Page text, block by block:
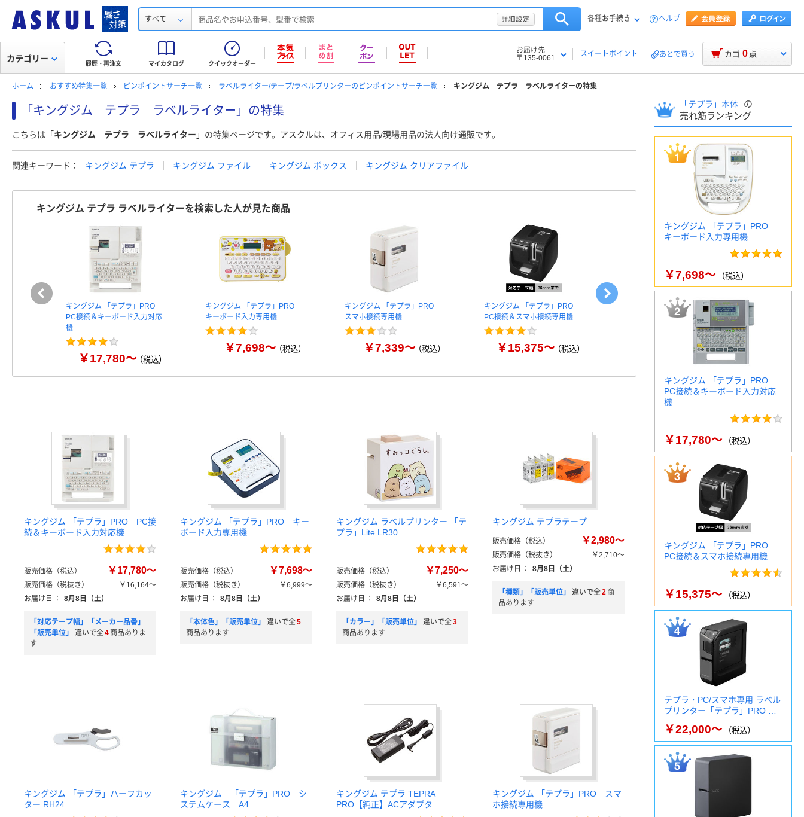
すべて 詳細設定 各種お手続き ヘルプ
履歴・再注文 マイカタログ クイックオーダー
お届け先
〒135-0061
スイートポイント あとで買う
カテゴリー カゴ 0 点
ホーム おすすめ特集一覧 ピンポイントサーチ一覧 ラベルライター/テープ/ラベルプリンターのピンポイントサーチ一覧 キングジム テプラ ラベルライターの特集
「キングジム テプラ ラベルライター」の特集
こちらは「 キングジム テプラ ラベルライター 」の特集ページです。アスクルは、オフィス用品/現場用品の法人向け通販です。
関連キーワード： キングジム テプラ キングジム ファイル キングジム ボックス キングジム クリアファイル
キングジム テプラ ラベルライターを検索した人が見た商品
キングジム 「テプラ」PRO
PC接続＆キーボード入力対応
機
￥17,780～（税込）
キングジム 「テプラ」PRO
キーボード入力専用機
￥7,698～（税込）
キングジム 「テプラ」PRO
スマホ接続専用機
￥7,339～（税込）
キングジム 「テプラ」PRO
PC接続＆スマホ接続専用機
￥15,375～（税込）
キングジム テプラ TEPRA
PRO【純正】テープ マグネ…
￥1,150～（税込）
キングジム 「テプラ」PRO PC接
続＆キーボード入力対応機
販売価格（税込） ￥17,780～
販売価格（税抜き）
￥16,164～
お届け日
： 8月8日（土）
「対応テープ幅」「メーカー品番」
「販売単位」
違いで全4 商品ありま
す
キングジム 「テプラ」PRO キー
ボード入力専用機
販売価格（税込） ￥7,698～
販売価格（税抜き）
￥6,999～
お届け日
： 8月8日（土）
「本体色」「販売単位」 違いで全5
商品あります
キングジム ラベルプリンター 「テ
プラ」Lite LR30
販売価格（税込） ￥7,250～
販売価格（税抜き）
￥6,591～
お届け日
： 8月8日（土）
「カラー」「販売単位」 違いで全3
商品あります
キングジム テプラテープ
販売価格（税込） ￥2,980～
販売価格（税抜き）
￥2,710～
お届け日
： 8月8日（土）
「種類」「販売単位」 違いで全2 商
品あります
キングジム 「テプラ」ハーフカッ
ター RH24
キングジム 「テプラ」PRO シ
ステムケース A4
キングジム テプラ TEPRA
PRO【純正】ACアダプタ
キングジム 「テプラ」PRO スマ
ホ接続専用機
「テプラ」本体
の
売れ筋ランキング
キングジム 「テプラ」PRO
キーボード入力専用機
￥7,698～ （税込）
キングジム 「テプラ」PRO
PC接続＆キーボード入力対応
機
￥17,780～ （税込）
キングジム 「テプラ」PRO
PC接続＆スマホ接続専用機
￥15,375～ （税込）
テプラ・PC/スマホ専用 ラベル
プリンター「テプラ」PRO …
￥22,000～ （税込）